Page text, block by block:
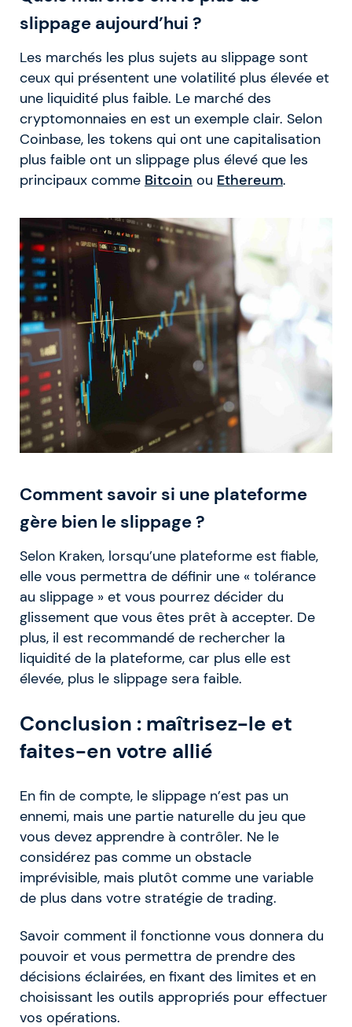
slippage aujourd’hui ?
Les marchés les plus sujets au slippage sont
ceux qui présentent une volatilité plus élevée et
une liquidité plus faible. Le marché des
cryptomonnaies en est un exemple clair. Selon
Coinbase, les tokens qui ont une capitalisation
plus faible ont un slippage plus élevé que les
principaux comme Bitcoin ou Ethereum.
Comment savoir si une plateforme
gère bien le slippage ?
Selon Kraken, lorsqu’une plateforme est fiable,
elle vous permettra de définir une « tolérance
au slippage » et vous pourrez décider du
glissement que vous êtes prêt à accepter. De
plus, il est recommandé de rechercher la
liquidité de la plateforme, car plus elle est
élevée, plus le slippage sera faible.
Conclusion : maîtrisez-le et
faites-en votre allié
En fin de compte, le slippage n’est pas un
ennemi, mais une partie naturelle du jeu que
vous devez apprendre à contrôler. Ne le
considérez pas comme un obstacle
imprévisible, mais plutôt comme une variable
de plus dans votre stratégie de trading.
Savoir comment il fonctionne vous donnera du
pouvoir et vous permettra de prendre des
décisions éclairées, en fixant des limites et en
choisissant les outils appropriés pour effectuer
vos opérations.